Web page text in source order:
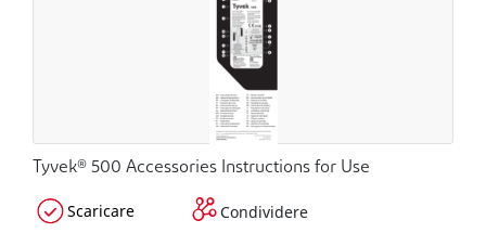
Tyvek® 500 Accessories Instructions for Use
Scaricare Condividere